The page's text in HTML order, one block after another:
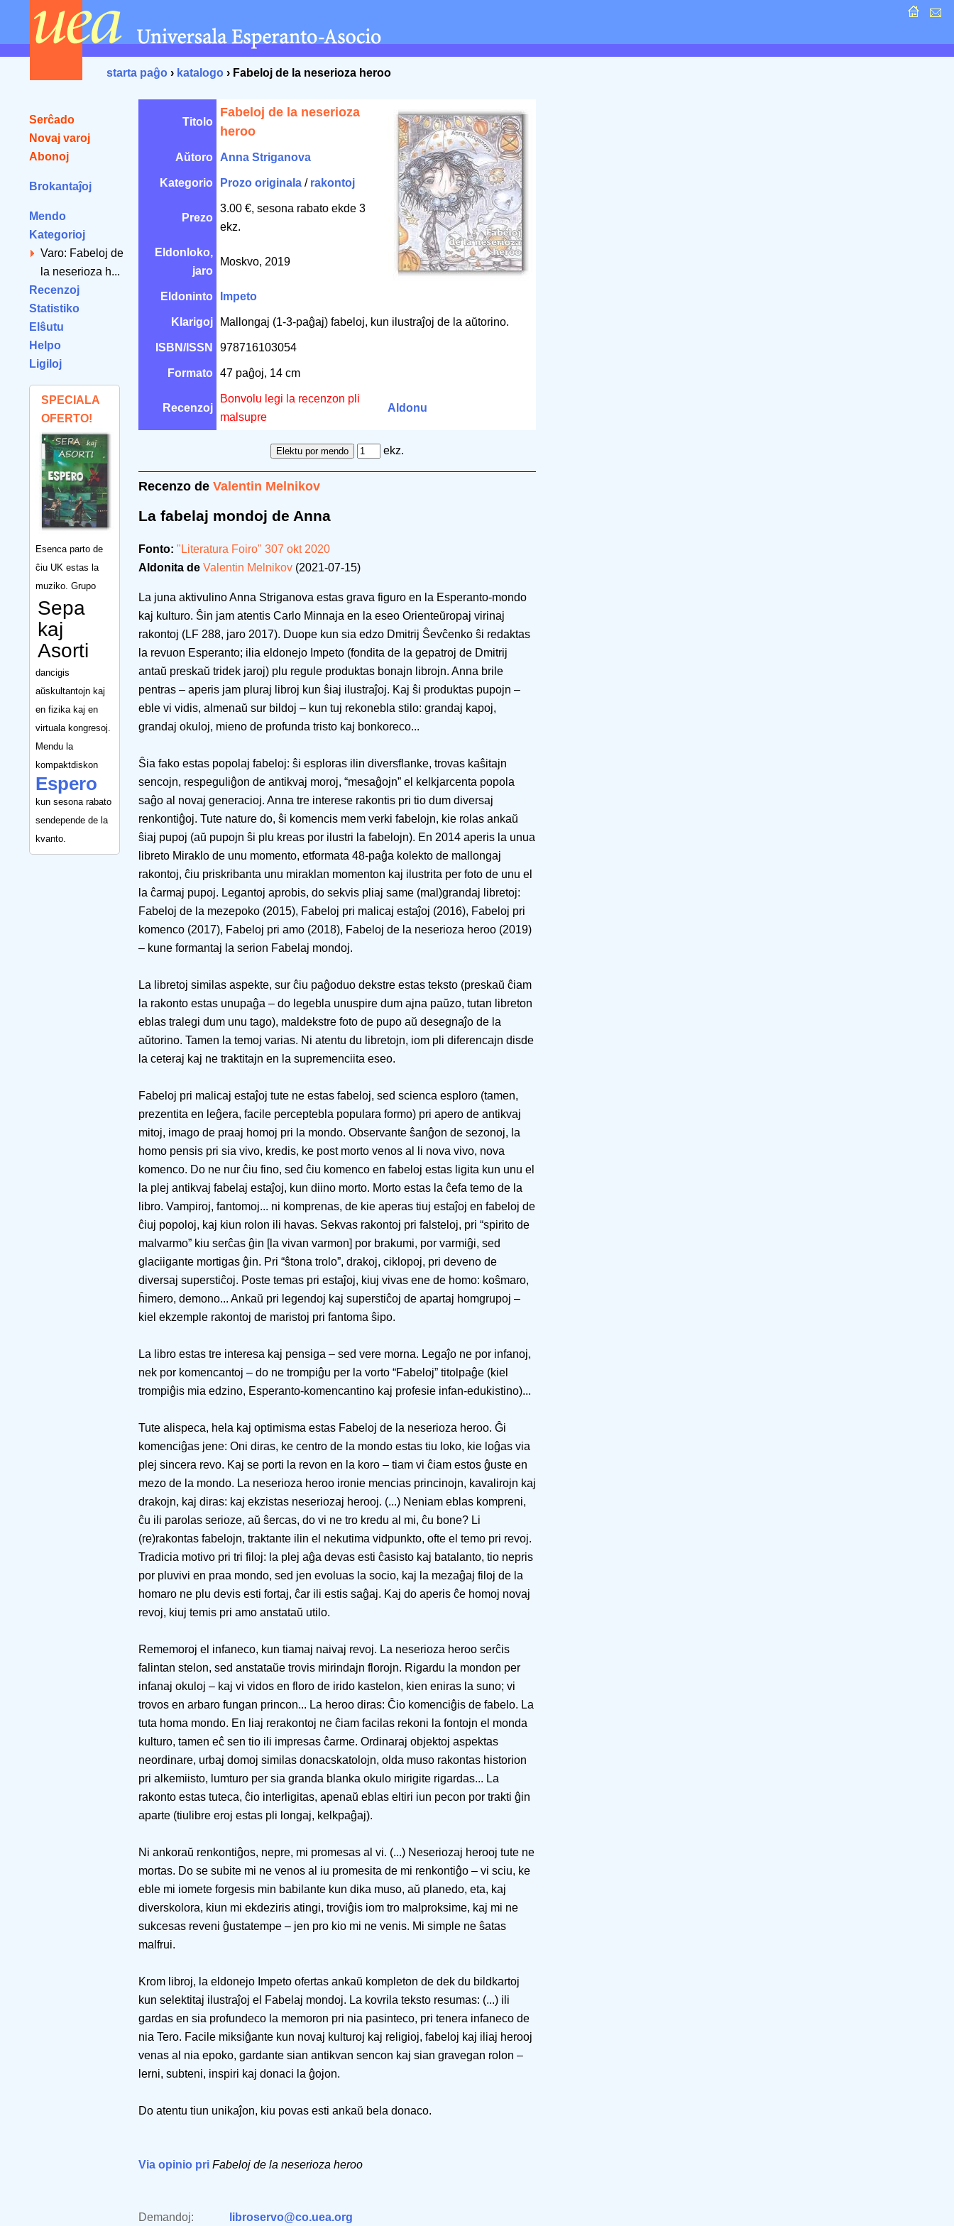
starta paĝo › katalogo › Fabeloj de la neserioza heroo
Serĉado
Novaj varoj
Abonoj
Brokantaĵoj
Mendo
Kategorioj
Varo: Fabeloj de
la neserioza h...
Recenzoj
Statistiko
Elŝutu
Helpo
Ligiloj
SPECIALA
OFERTO!
Esenca parto de
ĉiu UK estas la
muziko. Grupo
Sepa
kaj
Asorti
dancigis
aŭskultantojn kaj
en fizika kaj en
virtuala kongresoj.
Mendu la
kompaktdiskon
Espero
kun sesona rabato
sendepende de la
kvanto.
Titolo
Fabeloj de la neserioza
heroo
Aŭtoro Anna Striganova
Kategorio Prozo originala / rakontoj
Prezo
3.00 €, sesona rabato ekde 3
ekz.
Eldonloko,
jaro
Moskvo, 2019
Eldoninto Impeto
Klarigoj Mallongaj (1-3-paĝaj) fabeloj, kun ilustraĵoj de la aŭtorino.
ISBN/ISSN 978716103054
Formato 47 paĝoj, 14 cm
Recenzoj
Bonvolu legi la recenzon pli
malsupre
Aldonu
ekz.
Recenzo de Valentin Melnikov
La fabelaj mondoj de Anna
Fonto: "Literatura Foiro" 307 okt 2020
Aldonita de Valentin Melnikov (2021-07-15)
La juna aktivulino Anna Striganova estas grava figuro en la Esperanto-mondo
kaj kulturo. Ŝin jam atentis Carlo Minnaja en la eseo Orienteŭropaj virinaj
rakontoj (LF 288, jaro 2017). Duope kun sia edzo Dmitrij Ŝevĉenko ŝi redaktas
la revuon Esperanto; ilia eldonejo Impeto (fondita de la gepatroj de Dmitrij
antaŭ preskaŭ tridek jaroj) plu regule produktas bonajn librojn. Anna brile
pentras – aperis jam pluraj libroj kun ŝiaj ilustraĵoj. Kaj ŝi produktas pupojn –
eble vi vidis, almenaŭ sur bildoj – kun tuj rekonebla stilo: grandaj kapoj,
grandaj okuloj, mieno de profunda tristo kaj bonkoreco...
Ŝia fako estas popolaj fabeloj: ŝi esploras ilin diversflanke, trovas kaŝitajn
sencojn, respeguliĝon de antikvaj moroj, “mesaĝojn” el kelkjarcenta popola
saĝo al novaj generacioj. Anna tre interese rakontis pri tio dum diversaj
renkontiĝoj. Tute nature do, ŝi komencis mem verki fabelojn, kie rolas ankaŭ
ŝiaj pupoj (aŭ pupojn ŝi plu kreas por ilustri la fabelojn). En 2014 aperis la unua
libreto Miraklo de unu momento, etformata 48-paĝa kolekto de mallongaj
rakontoj, ĉiu priskribanta unu miraklan momenton kaj ilustrita per foto de unu el
la ĉarmaj pupoj. Legantoj aprobis, do sekvis pliaj same (mal)grandaj libretoj:
Fabeloj de la mezepoko (2015), Fabeloj pri malicaj estaĵoj (2016), Fabeloj pri
komenco (2017), Fabeloj pri amo (2018), Fabeloj de la neserioza heroo (2019)
– kune formantaj la serion Fabelaj mondoj.
La libretoj similas aspekte, sur ĉiu paĝoduo dekstre estas teksto (preskaŭ ĉiam
la rakonto estas unupaĝa – do legebla unuspire dum ajna paŭzo, tutan libreton
eblas tralegi dum unu tago), maldekstre foto de pupo aŭ desegnaĵo de la
aŭtorino. Tamen la temoj varias. Ni atentu du libretojn, iom pli diferencajn disde
la ceteraj kaj ne traktitajn en la supremenciita eseo.
Fabeloj pri malicaj estaĵoj tute ne estas fabeloj, sed scienca esploro (tamen,
prezentita en leĝera, facile perceptebla populara formo) pri apero de antikvaj
mitoj, imago de praaj homoj pri la mondo. Observante ŝanĝon de sezonoj, la
homo pensis pri sia vivo, kredis, ke post morto venos al li nova vivo, nova
komenco. Do ne nur ĉiu fino, sed ĉiu komenco en fabeloj estas ligita kun unu el
la plej antikvaj fabelaj estaĵoj, kun diino morto. Morto estas la ĉefa temo de la
libro. Vampiroj, fantomoj... ni komprenas, de kie aperas tiuj estaĵoj en fabeloj de
ĉiuj popoloj, kaj kiun rolon ili havas. Sekvas rakontoj pri falsteloj, pri “spirito de
malvarmo” kiu serĉas ĝin [la vivan varmon] por brakumi, por varmiĝi, sed
glaciigante mortigas ĝin. Pri “ŝtona trolo”, drakoj, ciklopoj, pri deveno de
diversaj superstiĉoj. Poste temas pri estaĵoj, kiuj vivas ene de homo: koŝmaro,
ĥimero, demono... Ankaŭ pri legendoj kaj superstiĉoj de apartaj homgrupoj –
kiel ekzemple rakontoj de maristoj pri fantoma ŝipo.
La libro estas tre interesa kaj pensiga – sed vere morna. Legaĵo ne por infanoj,
nek por komencantoj – do ne trompiĝu per la vorto “Fabeloj” titolpaĝe (kiel
trompiĝis mia edzino, Esperanto-komencantino kaj profesie infan-edukistino)...
Tute alispeca, hela kaj optimisma estas Fabeloj de la neserioza heroo. Ĝi
komenciĝas jene: Oni diras, ke centro de la mondo estas tiu loko, kie loĝas via
plej sincera revo. Kaj se porti la revon en la koro – tiam vi ĉiam estos ĝuste en
mezo de la mondo. La neserioza heroo ironie mencias princinojn, kavalirojn kaj
drakojn, kaj diras: kaj ekzistas neseriozaj herooj. (...) Neniam eblas kompreni,
ĉu ili parolas serioze, aŭ ŝercas, do vi ne tro kredu al mi, ĉu bone? Li
(re)rakontas fabelojn, traktante ilin el nekutima vidpunkto, ofte el temo pri revoj.
Tradicia motivo pri tri filoj: la plej aĝa devas esti ĉasisto kaj batalanto, tio nepris
por pluvivi en praa mondo, sed jen evoluas la socio, kaj la mezaĝaj filoj de la
homaro ne plu devis esti fortaj, ĉar ili estis saĝaj. Kaj do aperis ĉe homoj novaj
revoj, kiuj temis pri amo anstataŭ utilo.
Rememoroj el infaneco, kun tiamaj naivaj revoj. La neserioza heroo serĉis
falintan stelon, sed anstataŭe trovis mirindajn florojn. Rigardu la mondon per
infanaj okuloj – kaj vi vidos en floro de irido kastelon, kien eniras la suno; vi
trovos en arbaro fungan princon... La heroo diras: Ĉio komenciĝis de fabelo. La
tuta homa mondo. En liaj rerakontoj ne ĉiam facilas rekoni la fontojn el monda
kulturo, tamen eĉ sen tio ili impresas ĉarme. Ordinaraj objektoj aspektas
neordinare, urbaj domoj similas donacskatolojn, olda muso rakontas historion
pri alkemiisto, lumturo per sia granda blanka okulo mirigite rigardas... La
rakonto estas tuteca, ĉio interligitas, apenaŭ eblas eltiri iun pecon por trakti ĝin
aparte (tiulibre eroj estas pli longaj, kelkpaĝaj).
Ni ankoraŭ renkontiĝos, nepre, mi promesas al vi. (...) Neseriozaj herooj tute ne
mortas. Do se subite mi ne venos al iu promesita de mi renkontiĝo – vi sciu, ke
eble mi iomete forgesis min babilante kun dika muso, aŭ planedo, eta, kaj
diverskolora, kiun mi ekdeziris atingi, troviĝis iom tro malproksime, kaj mi ne
sukcesas reveni ĝustatempe – jen pro kio mi ne venis. Mi simple ne ŝatas
malfrui.
Krom libroj, la eldonejo Impeto ofertas ankaŭ kompleton de dek du bildkartoj
kun selektitaj ilustraĵoj el Fabelaj mondoj. La kovrila teksto resumas: (...) ili
gardas en sia profundeco la memoron pri nia pasinteco, pri tenera infaneco de
nia Tero. Facile miksiĝante kun novaj kulturoj kaj religioj, fabeloj kaj iliaj herooj
venas al nia epoko, gardante sian antikvan sencon kaj sian gravegan rolon –
lerni, subteni, inspiri kaj donaci la ĝojon.
Do atentu tiun unikaĵon, kiu povas esti ankaŭ bela donaco.
Via opinio pri Fabeloj de la neserioza heroo
Demandoj: libroservo@co.uea.org